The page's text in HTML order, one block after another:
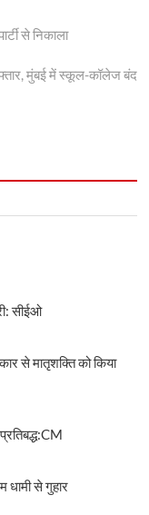
से निकाला
मुंबई में स्कूल-कॉलेज बंद
सीईओ
से मातृशक्ति को किया
से गुहार